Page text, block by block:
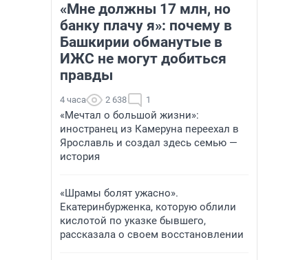
«Мне должны 17 млн, но
банку плачу я»: почему в
Башкирии обманутые в
ИЖС не могут добиться
правды
4 часа 2 638 1
«Мечтал о большой жизни»:
иностранец из Камеруна переехал в
Ярославль и создал здесь семью —
история
«Шрамы болят ужасно».
Екатеринбурженка, которую облили
кислотой по указке бывшего,
рассказала о своем восстановлении